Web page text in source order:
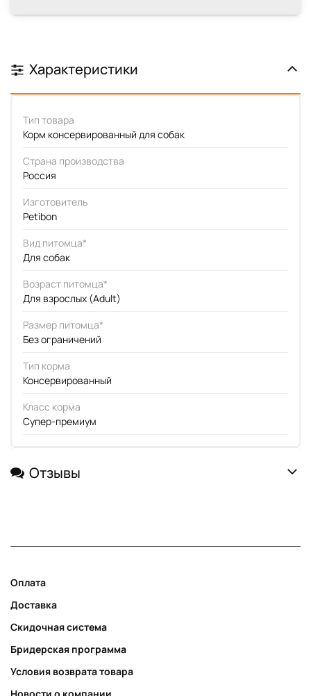
Характеристики
Тип товара
Корм консервированный для собак
Страна производства
Россия
Изготовитель
Petibon
Вид питомца*
Для собак
Возраст питомца*
Для взрослых (Adult)
Размер питомца*
Без ограничений
Тип корма
Консервированный
Класс корма
Супер-премиум
Отзывы
Оплата
Доставка
Скидочная система
Бридерская программа
Условия возврата товара